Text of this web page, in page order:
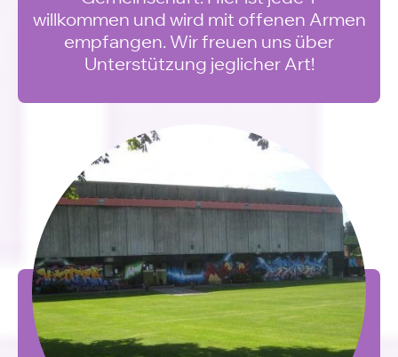
willkommen und wird mit offenen Armen
empfangen. Wir freuen uns über
Unterstützung jeglicher Art!